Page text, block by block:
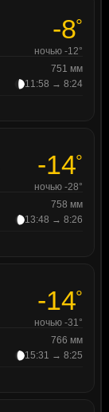
-8°
ночью -12°
751 мм
11:58 → 8:24
-14°
ночью -28°
758 мм
13:48 → 8:26
-14°
ночью -31°
766 мм
15:31 → 8:25